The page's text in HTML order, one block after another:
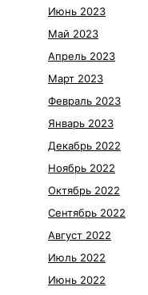
Июнь 2023
Май 2023
Апрель 2023
Март 2023
Февраль 2023
Январь 2023
Декабрь 2022
Ноябрь 2022
Октябрь 2022
Сентябрь 2022
Август 2022
Июль 2022
Июнь 2022